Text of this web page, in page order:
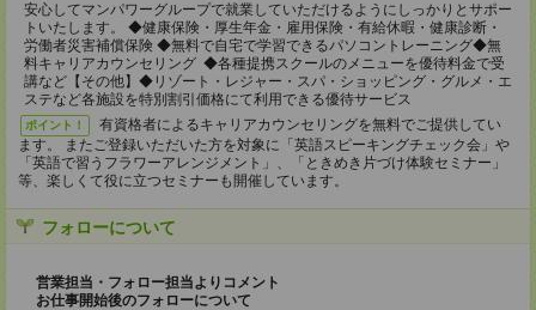
安心してマンパワーグループで就業していただけるようにしっかりとサポー
トいたします。 ◆健康保険・厚生年金・雇用保険・有給休暇・健康診断・
労働者災害補償保険 ◆無料で自宅で学習できるパソコントレーニング◆無
料キャリアカウンセリング ◆各種提携スクールのメニューを優待料金で受
講など【その他】◆リゾート・レジャー・スパ・ショッピング・グルメ・エ
ステなど各施設を特別割引価格にて利用できる優待サービス
ポイント！
有資格者によるキャリアカウンセリングを無料でご提供してい
ます。 またご登録いただいた方を対象に「英語スピーキングチェック会」や
「英語で習うフラワーアレンジメント」、「ときめき片づけ体験セミナー」
等、楽しくて役に立つセミナーも開催しています。
フォローについて
営業担当・フォロー担当よりコメント
お仕事開始後のフォローについて